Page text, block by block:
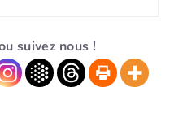
suivez nous !